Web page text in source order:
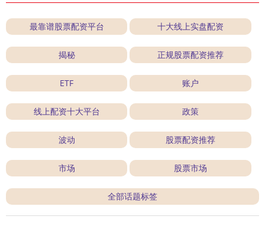
最靠谱股票配资平台 十大线上实盘配资
揭秘 正规股票配资推荐
ETF 账户
线上配资十大平台 政策
波动 股票配资推荐
市场 股票市场
全部话题标签